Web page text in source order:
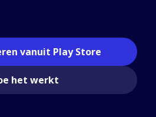
vanuit Play Store
het werkt